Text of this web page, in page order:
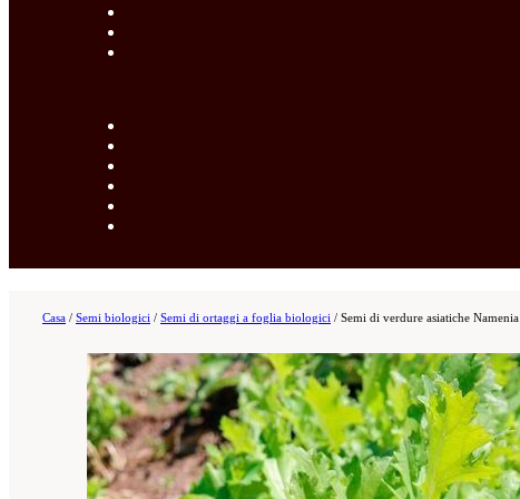
Casa / Semi biologici / Semi di ortaggi a foglia biologici / Semi di verdure asiatiche Namenia